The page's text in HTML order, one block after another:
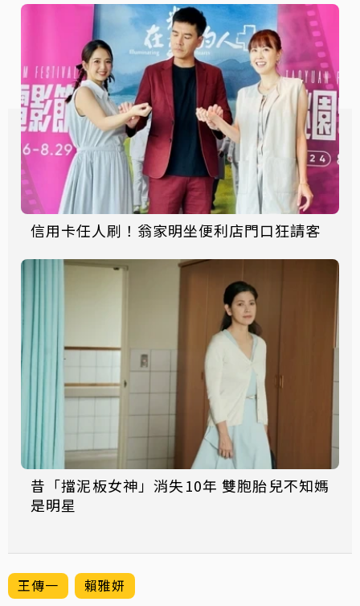
信用卡任人刷！翁家明坐便利店門口狂請客
昔「擋泥板女神」消失10年 雙胞胎兒不知媽
是明星
王傳一 賴雅妍